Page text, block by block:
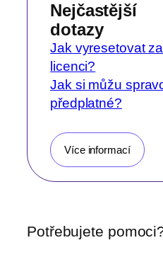
Nejčastější
dotazy
Jak vyresetovat
licenci?
Jak si můžu
předplatné?
Více informací
Potřebujete